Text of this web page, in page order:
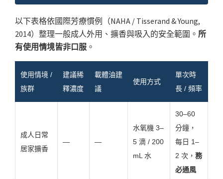
以下表格依國際芳療慣例（NAHA / Tisserand & Young,
2014）整理一般成人外用、擴香與吸入的安全範圍。 所
有使用情境皆非口服 。
使用情境 /
族群
建議稀
釋濃度
載體油建
議
使用方式
單次時
長 / 頻率
成人日常
居家擴香
— —
水氧機 3–
5 滴 / 200
mL 水
30–60
分鐘，
每日 1–
2 次， 務
必通風